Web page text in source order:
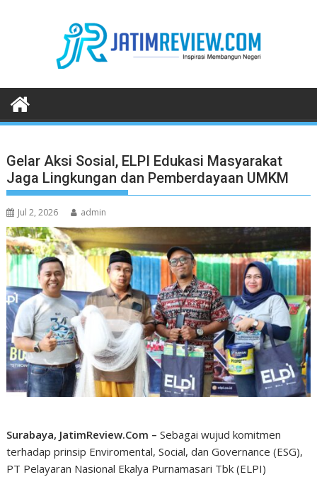
Gelar Aksi Sosial, ELPI Edukasi Masyarakat
Jaga Lingkungan dan Pemberdayaan UMKM
Jul 2, 2026 admin
Surabaya, JatimReview.Com – Sebagai wujud komitmen
terhadap prinsip Enviromental, Social, dan Governance (ESG),
PT Pelayaran Nasional Ekalya Purnamasari Tbk (ELPI)